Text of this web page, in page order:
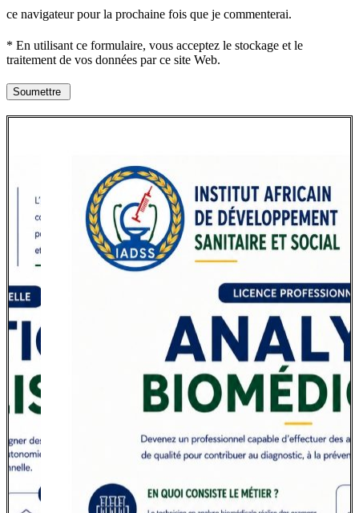
ce navigateur pour la prochaine fois que je commenterai.
* En utilisant ce formulaire, vous acceptez le stockage et le
traitement de vos données par ce site Web.